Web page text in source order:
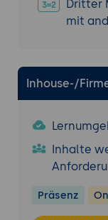
Dritter
mit
Inhouse-/
Inhalte
Präsenz